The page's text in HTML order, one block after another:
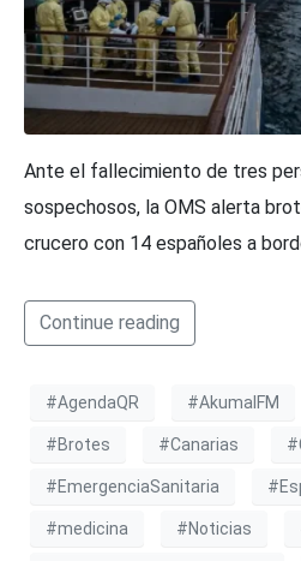
Ante el fallecimiento de tres
sospechosos, la OMS alerta
crucero con 14 españoles a
Continue reading
#AgendaQR #AkumalFM
#Brotes #Canarias
#EmergenciaSanitaria
#medicina #Noticias